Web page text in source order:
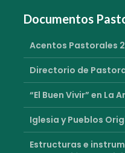
Documentos
Acentos Pastorales
Directorio de
“El Buen Vivir” en La
Iglesia y Pueblos
Estructuras e